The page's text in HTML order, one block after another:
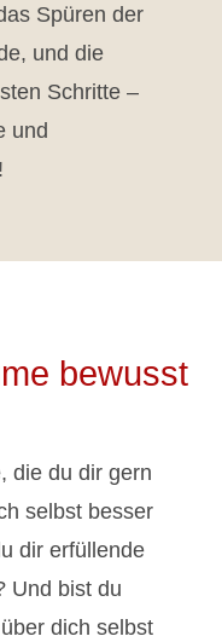
Spüren der
und die
Schritte –
und
bewusst
die du dir gern
selbst besser
dir erfüllende
Und bist du
dich selbst